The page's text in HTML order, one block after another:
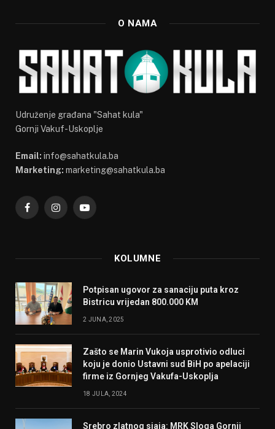
O NAMA
Udruženje građana "Sahat kula"
Gornji Vakuf-Uskoplje
Email: info@sahatkula.ba
Marketing: marketing@sahatkula.ba
FacebookInstagramYouTube
KOLUMNE
Potpisan ugovor za sanaciju puta kroz
Bistricu vrijedan 800.000 KM
2 JUNA, 2025
Zašto se Marin Vukoja usprotivio odluci
koju je donio Ustavni sud BiH po apelaciji
firme iz Gornjeg Vakufa-Uskoplja
18 JULA, 2024
Srebro zlatnog sjaja: MRK Sloga Gornji